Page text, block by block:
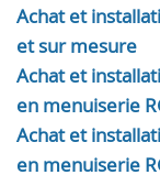
Achat et
et sur mesure
Achat et
en menuiserie
Achat et
en menuiserie